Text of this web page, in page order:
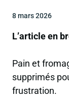
8 mars 2026
L’article en
Pain et
supprimés
frustration.